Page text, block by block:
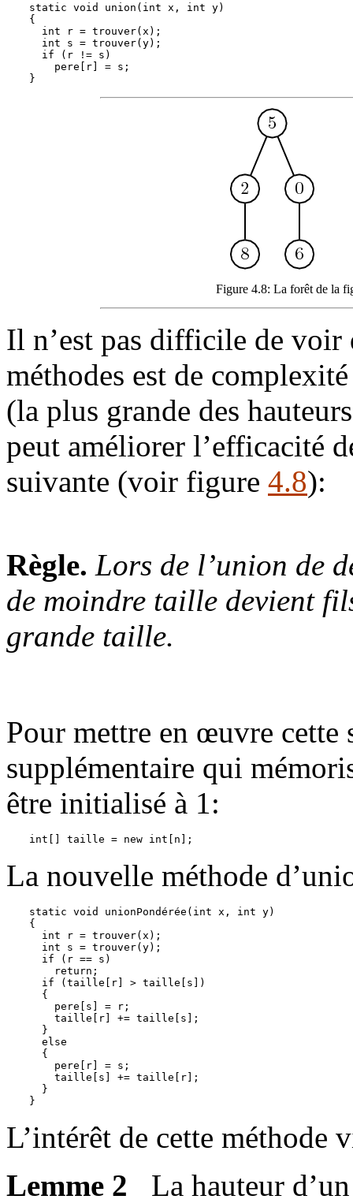
static void union(int x, int y)
{
  int r = trouver(x);
  int s = trouver(y);
  if (r != s)
    pere[r] = s;
Figure 4.8: La forêt de la
Il n’est pas difficile de voir
méthodes est de
(la plus grande des
peut améliorer l’efficacité
suivante (voir figure 4.8):
Règle. Lors de l’union de
de moindre taille devient
grande taille.
Pour mettre en œuvre cette
supplémentaire qui
être initialisé à 1:
La nouvelle méthode
static void unionPondérée(int x, int y)
{
  int r = trouver(x);
  int s = trouver(y);
  if (r == s)
    return;
  if (taille[r] > taille[s])
  {
    pere[s] = r;
    taille[r] += taille[s];
  }
  else
  {
    pere[r] = s;
    taille[s] += taille[r];
  }
L’intérêt de cette méthode
Lemme 2 La hauteur